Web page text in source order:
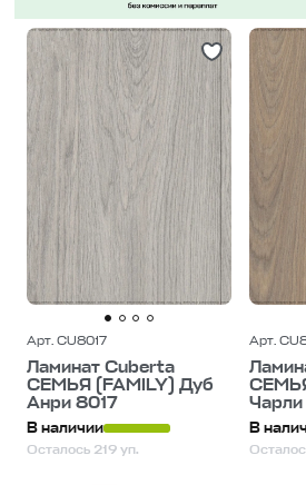
Арт. CU8017
Ламинат Cuberta
СЕМЬЯ (FAMILY) Дуб
Анри 8017
В наличии
Осталось 219 уп.
Арт.
В